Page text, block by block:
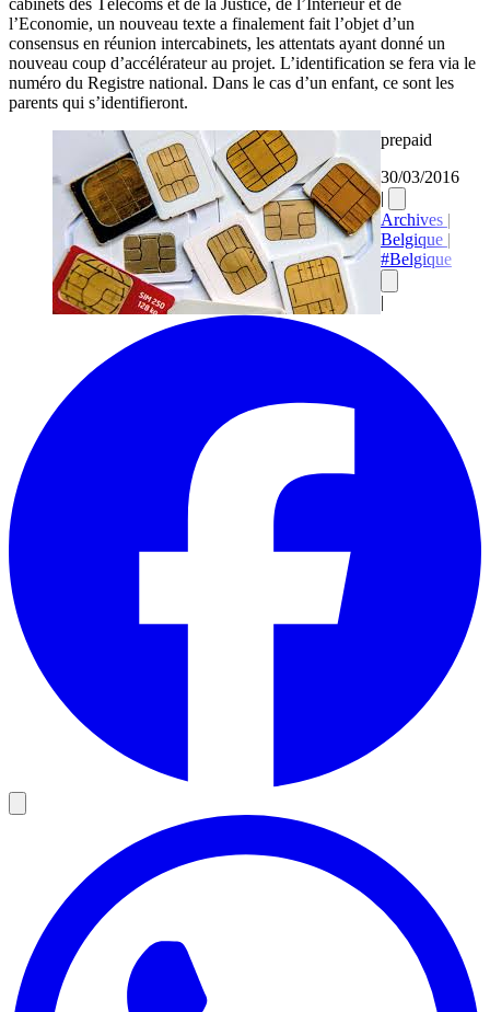
l’Economie, un nouveau texte a finalement fait l’objet d’un
consensus en réunion intercabinets, les attentats ayant donné un
nouveau coup d’accélérateur au projet. L’identification se fera via le
numéro du Registre national. Dans le cas d’un enfant, ce sont les
parents qui s’identifieront.
prepaid
30/03/2016
|
Archives |
Belgique |
#Belgique
|